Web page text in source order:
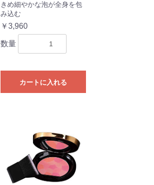
きめ細やかな泡が全身を包
み込む
￥3,960
数量
カートに入れる